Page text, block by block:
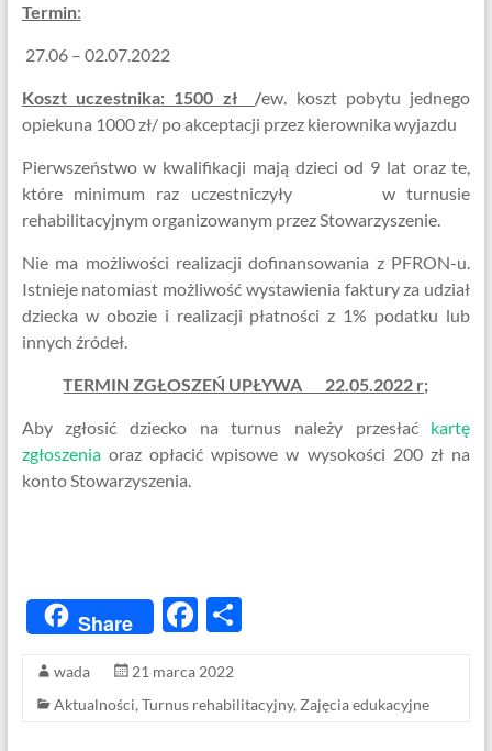
Termin:
27.06 – 02.07.2022
Koszt uczestnika: 1500 zł /ew. koszt pobytu jednego
opiekuna 1000 zł/ po akceptacji przez kierownika wyjazdu
Pierwszeństwo w kwalifikacji mają dzieci od 9 lat oraz te,
które minimum raz uczestniczyły w turnusie
rehabilitacyjnym organizowanym przez Stowarzyszenie.
Nie ma możliwości realizacji dofinansowania z PFRON-u.
Istnieje natomiast możliwość wystawienia faktury za udział
dziecka w obozie i realizacji płatności z 1% podatku lub
innych źródeł.
TERMIN ZGŁOSZEŃ UPŁYWA 22.05.2022 r;
Aby zgłosić dziecko na turnus należy przesłać kartę
zgłoszeniaoraz opłacić wpisowe w wysokości 200 zł na
konto Stowarzyszenia.
Share
F
e
b
S
e
wada
21 marca 2022
Aktualności, Turnus rehabilitacyjny, Zajęcia edukacyjne